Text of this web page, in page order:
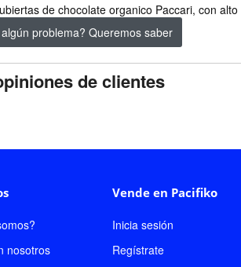
de chocolate organico Paccari, con
problema? Queremos saber
de clientes
nosotros
Vende en Pacifiko
Inicia sesión
Regístrate